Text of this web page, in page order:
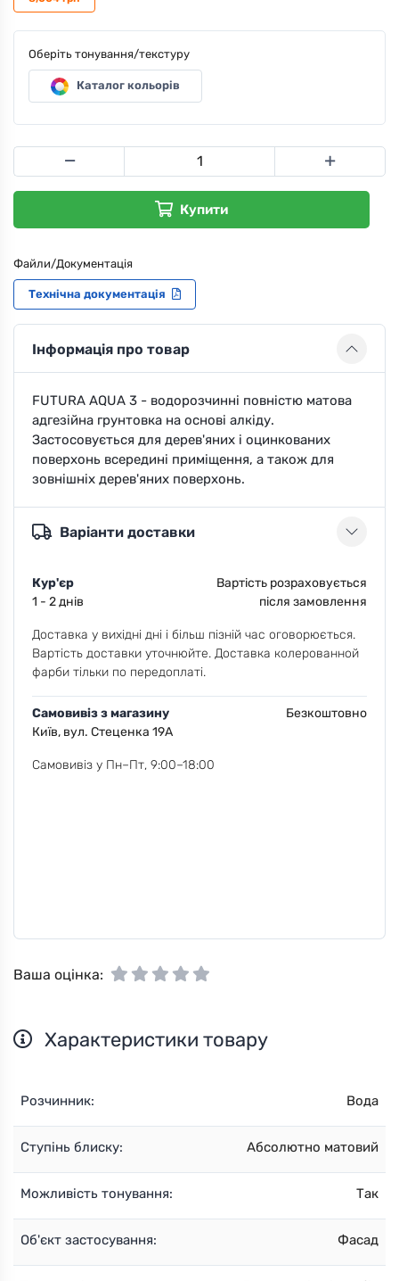
Оберіть тонування/текстуру
Каталог кольорів
Купити
Файли/Документація
Технічна документація
Інформація про товар
FUTURA AQUA 3 - водорозчинні повністю матова
адгезійна грунтовка на основі алкіду.
Застосовується для дерев'яних і оцинкованих
поверхонь всередині приміщення, а також для
зовнішніх дерев'яних поверхонь.
Варіанти доставки
Кур'єр
1 - 2 днів
Вартість розраховується
після замовлення
Доставка у вихідні дні і більш пізній час оговорюється.
Вартість доставки уточнюйте. Доставка колерованной
фарби тільки по передоплаті.
Самовивіз з магазину
Київ, вул. Стеценка 19А
Безкоштовно
Самовивіз у Пн–Пт, 9:00–18:00
Ваша оцінка:
Характеристики товару
Розчинник: Вода
Ступінь блиску: Абсолютно матовий
Можливість тонування: Так
Об'єкт застосування: Фасад